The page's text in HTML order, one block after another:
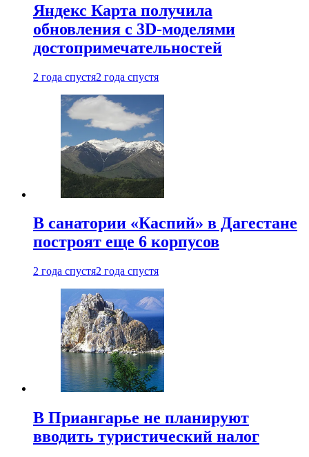
Яндекс Карта получила
обновления с 3D-моделями
достопримечательностей
2 года спустя2 года спустя
В санатории «Каспий» в Дагестане
построят еще 6 корпусов
2 года спустя2 года спустя
В Приангарье не планируют
вводить туристический налог